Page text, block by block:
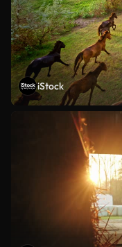
iStock